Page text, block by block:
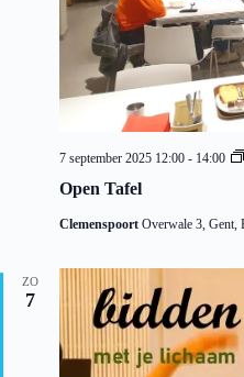
Open Tafel
7 september 2025 12:00 - 14:00
Clemenspoort Overwale 3, Gent,
ZO
7